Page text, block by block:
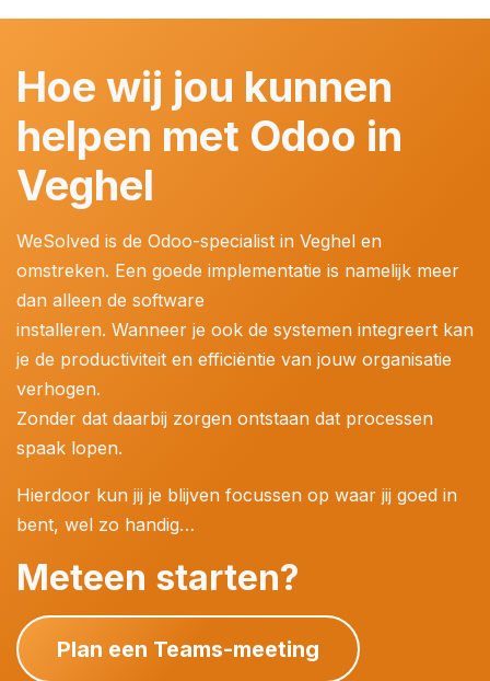
Hoe wij jou kunnen
helpen met Odoo in
Veghel
WeSolved is de Odoo-specialist in Veghel en
omstreken. Een goede implementatie is namelijk meer
dan alleen de software
installeren. Wanneer je ook de systemen integreert kan
je de productiviteit en efficiëntie van jouw organisatie
verhogen.
Zonder dat daarbij zorgen ontstaan dat processen
spaak lopen.
Hierdoor kun jij je blijven focussen op waar jij goed in
bent, wel zo handig…
Meteen starten?
Plan een Teams-meeting